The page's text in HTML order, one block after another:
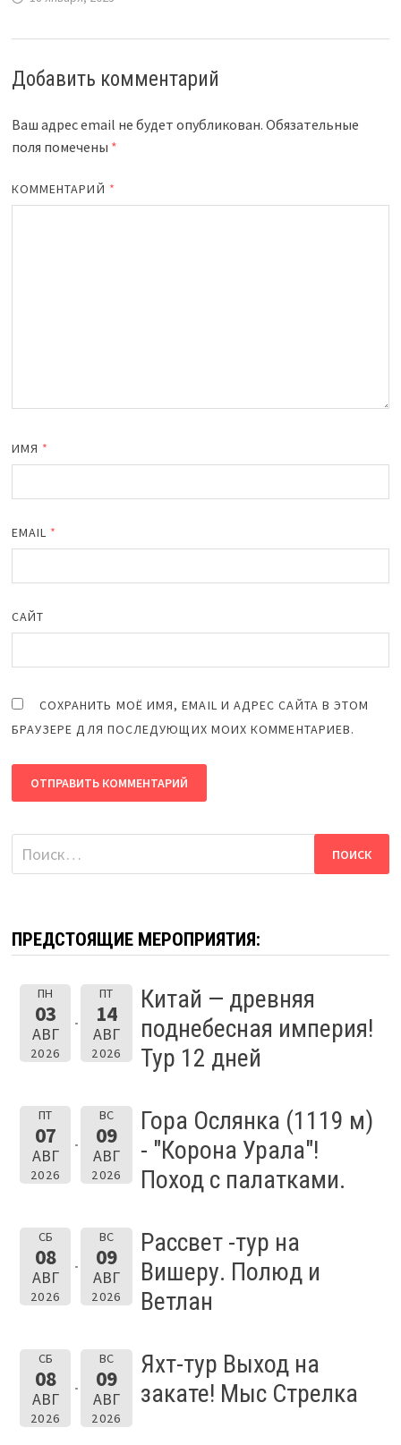
Добавить комментарий
Ваш адрес email не будет опубликован. Обязательные
поля помечены *
КОММЕНТАРИЙ *
ИМЯ *
EMAIL *
САЙТ
СОХРАНИТЬ МОЁ ИМЯ, EMAIL И АДРЕС САЙТА В ЭТОМ
БРАУЗЕРЕ ДЛЯ ПОСЛЕДУЮЩИХ МОИХ КОММЕНТАРИЕВ.
Найти:
ПРЕДСТОЯЩИЕ МЕРОПРИЯТИЯ:
ПН
03
АВГ
2026
ПТ
14
АВГ
2026
Китай — древняя
поднебесная империя!
Тур 12 дней
ПТ
07
АВГ
2026
ВС
09
АВГ
2026
Гора Ослянка (1119 м)
- "Корона Урала"!
Поход с палатками.
СБ
08
АВГ
2026
ВС
09
АВГ
2026
Рассвет -тур на
Вишеру. Полюд и
Ветлан
СБ
08
АВГ
2026
ВС
09
АВГ
2026
Яхт-тур Выход на
закате! Мыс Стрелка